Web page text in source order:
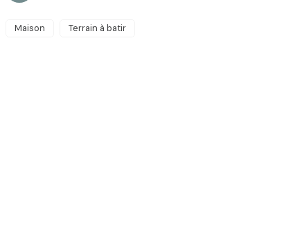
Maison Terrain à batir